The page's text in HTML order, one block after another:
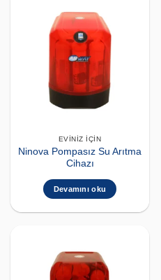
EVINIZ İÇIN
Ninova Pompasız Su Arıtma
Cihazı
Devamını oku